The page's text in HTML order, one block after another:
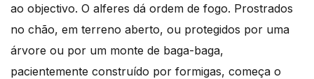
ao objectivo. O alferes dá ordem de fogo. Prostrados
no chão, em terreno aberto, ou protegidos por uma
árvore ou por um monte de baga-baga,
pacientemente construído por formigas, começa o